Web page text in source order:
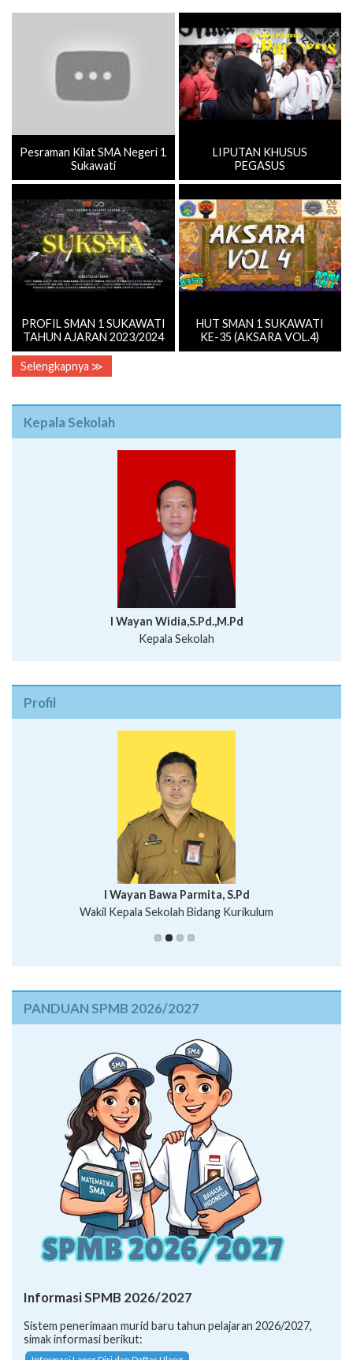
Pesraman Kilat SMA Negeri 1
Sukawati
LIPUTAN KHUSUS
PEGASUS
PROFIL SMAN 1 SUKAWATI
TAHUN AJARAN 2023/2024
HUT SMAN 1 SUKAWATI
KE-35 (AKSARA VOL.4)
Selengkapnya ≫
Kepala Sekolah
I Wayan Widia,S.Pd.,M.Pd
Kepala Sekolah
Profil
Putu Suhartana, S.Pd.
I Wayan Bawa Parmita, S.Pd
Wakil Kepala Sekolah Bidang Kurikulum
I Wayan Gede Aditya Pratita, S.Pd., M.Sn
Ni Wayan Nopi Sutantri, S.Pd.
PANDUAN SPMB 2026/2027
Informasi SPMB 2026/2027
Sistem penerimaan murid baru tahun pelajaran 2026/2027,
simak informasi berikut: